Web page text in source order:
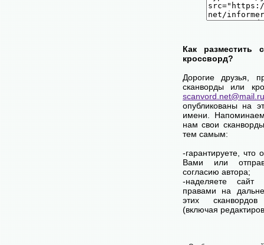
Как разместить
кроссворд?
Дорогие друзья,
сканворды или
scanvord.net@mail.ru
опубликованы на
имени.
нам свои
тем самым:
-гарантируете, что
Вами или
согласию автора;
-наделяете сайт
правами на
этих
(включая